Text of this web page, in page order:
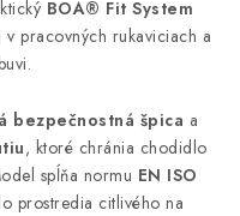
BOA® Fit System
pracovných rukaviciach a
bezpečnostná špica a
, ktoré chránia chodidlo
spĺňa normu EN ISO
prostredia citlivého na